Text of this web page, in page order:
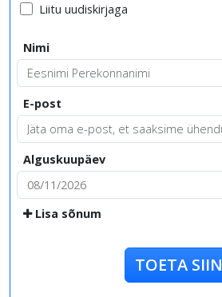
Liitu uudiskirjaga
Nimi
E-post
Alguskuupäev
Lisa sõnum
TOETA SIIN